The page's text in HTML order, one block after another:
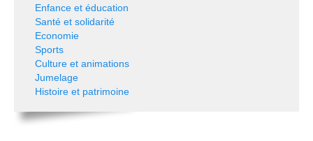
Enfance et éducation
Santé et solidarité
Economie
Sports
Culture et animations
Jumelage
Histoire et patrimoine